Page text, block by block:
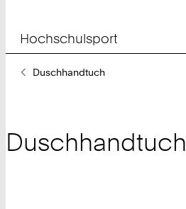
Hochschulsport
SieDuschhandtuch
Duschhandtuch